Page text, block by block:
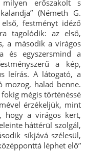
milyen erőszakolt s
(Németh G.
festményt idéző
tagolódik: az első,
a második a virágos
és egyszersmind a
a kép,
leírás. A látogató, a
mozog, halad benne.
mégis történéssé
érzékeljük, mint
hogy a virágos kert,
háttérül szolgál,
síkjává szélesül,
léphet elő”